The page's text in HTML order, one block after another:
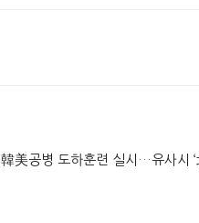
韓美공병 도하훈련 실시…유사시 ‘